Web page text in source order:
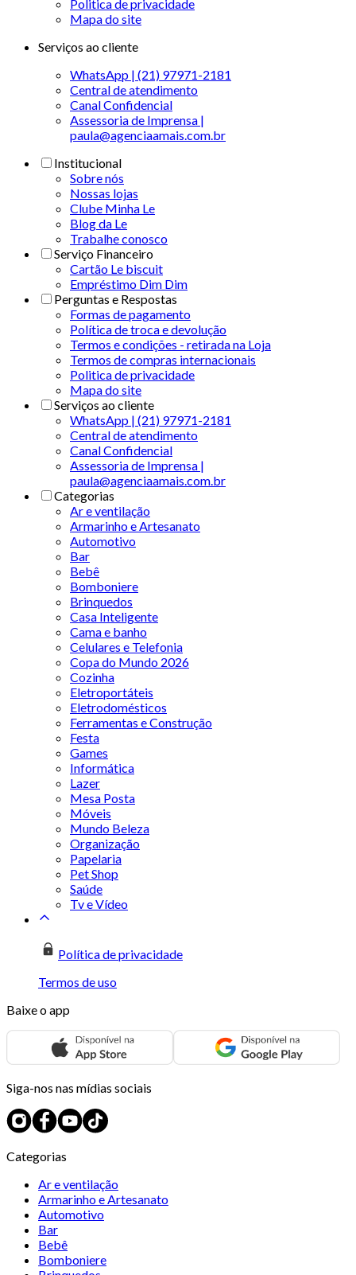
Politica de privacidade
Mapa do site
Serviços ao cliente
WhatsApp | (21) 97971-2181
Central de atendimento
Canal Confidencial
Assessoria de Imprensa |
paula@agenciaamais.com.br
Institucional
Sobre nós
Nossas lojas
Clube Minha Le
Blog da Le
Trabalhe conosco
Serviço Financeiro
Cartão Le biscuit
Empréstimo Dim Dim
Perguntas e Respostas
Formas de pagamento
Política de troca e devolução
Termos e condições - retirada na Loja
Termos de compras internacionais
Politica de privacidade
Mapa do site
Serviços ao cliente
WhatsApp | (21) 97971-2181
Central de atendimento
Canal Confidencial
Assessoria de Imprensa |
paula@agenciaamais.com.br
Categorias
Ar e ventilação
Armarinho e Artesanato
Automotivo
Bar
Bebê
Bomboniere
Brinquedos
Casa Inteligente
Cama e banho
Celulares e Telefonia
Copa do Mundo 2026
Cozinha
Eletroportáteis
Eletrodomésticos
Ferramentas e Construção
Festa
Games
Informática
Lazer
Mesa Posta
Móveis
Mundo Beleza
Organização
Papelaria
Pet Shop
Saúde
Tv e Vídeo
Política de privacidade
Termos de uso
Baixe o app
Siga-nos nas mídias sociais
Categorias
Ar e ventilação
Armarinho e Artesanato
Automotivo
Bar
Bebê
Bomboniere